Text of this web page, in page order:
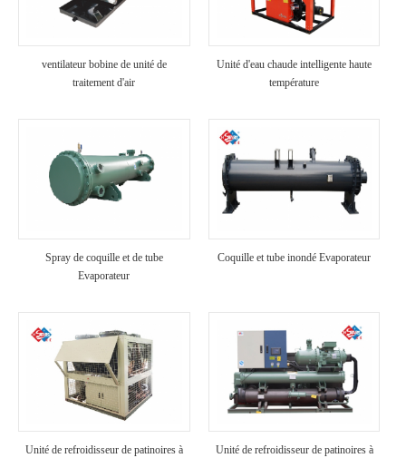
ventilateur bobine de unité de
traitement d'air
Unité d'eau chaude intelligente haute
température
Spray de coquille et de tube
Evaporateur
Coquille et tube inondé Evaporateur
Unité de refroidisseur de patinoires à
Unité de refroidisseur de patinoires à